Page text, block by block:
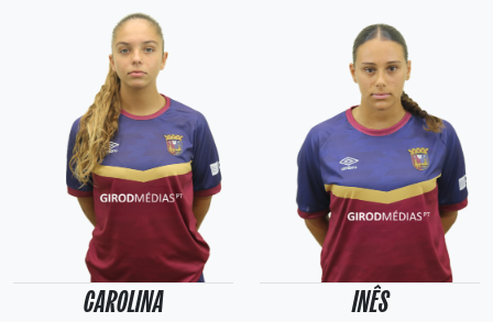
CAROLINA INÊS